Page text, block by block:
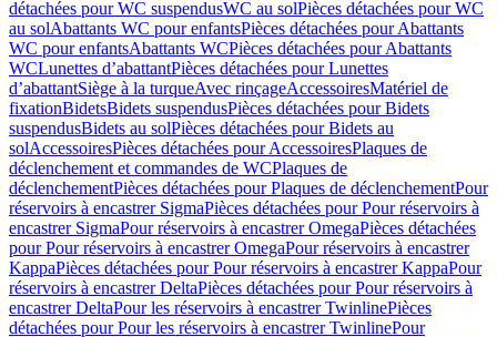
détachées pour WC suspendusWC au solPièces détachées pour WC
au solAbattants WC pour enfantsPièces détachées pour Abattants
WC pour enfantsAbattants WCPièces détachées pour Abattants
WCLunettes d’abattantPièces détachées pour Lunettes
d’abattantSiège à la turqueAvec rinçageAccessoiresMatériel de
fixationBidetsBidets suspendusPièces détachées pour Bidets
suspendusBidets au solPièces détachées pour Bidets au
solAccessoiresPièces détachées pour AccessoiresPlaques de
déclenchement et commandes de WCPlaques de
déclenchementPièces détachées pour Plaques de déclenchementPour
réservoirs à encastrer SigmaPièces détachées pour Pour réservoirs à
encastrer SigmaPour réservoirs à encastrer OmegaPièces détachées
pour Pour réservoirs à encastrer OmegaPour réservoirs à encastrer
KappaPièces détachées pour Pour réservoirs à encastrer KappaPour
réservoirs à encastrer DeltaPièces détachées pour Pour réservoirs à
encastrer DeltaPour les réservoirs à encastrer TwinlinePièces
détachées pour Pour les réservoirs à encastrer TwinlinePour